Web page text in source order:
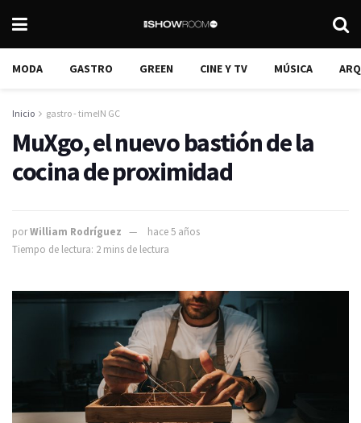
MODA GASTRO GREEN CINE Y TV MÚSICA
Inicio gastro - timeIN GC
MuXgo, el nuevo bastión de la
cocina de proximidad
porWilliam Rodríguez
hace 5 años
Tiempo de lectura: 2 mins de lectura